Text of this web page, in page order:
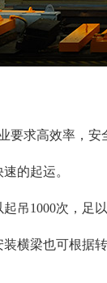
求高效率，
的起运。
吊1000次，足
横梁也可根